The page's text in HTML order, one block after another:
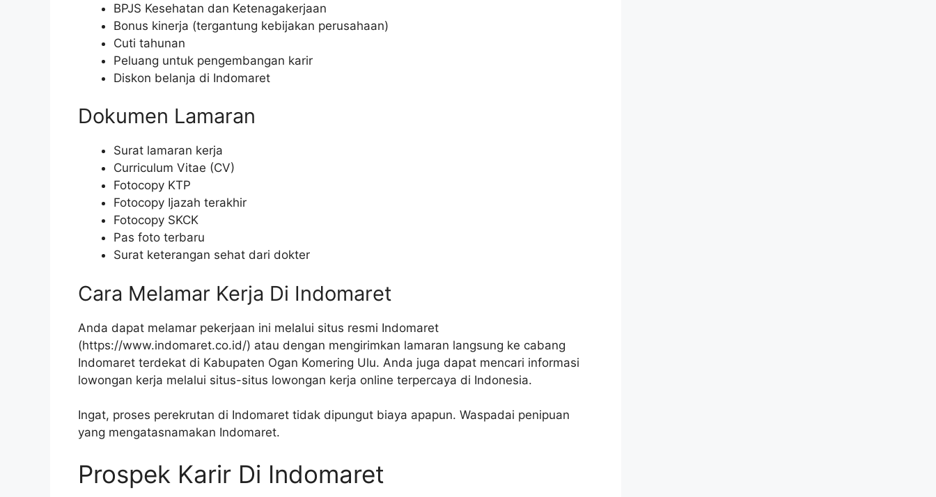
BPJS Kesehatan dan Ketenagakerjaan
Bonus kinerja (tergantung kebijakan perusahaan)
Cuti tahunan
Peluang untuk pengembangan karir
Diskon belanja di Indomaret
Dokumen Lamaran
Surat lamaran kerja
Curriculum Vitae (CV)
Fotocopy KTP
Fotocopy Ijazah terakhir
Fotocopy SKCK
Pas foto terbaru
Surat keterangan sehat dari dokter
Cara Melamar Kerja Di Indomaret
Anda dapat melamar pekerjaan ini melalui situs resmi Indomaret
(https://www.indomaret.co.id/) atau dengan mengirimkan lamaran langsung ke cabang
Indomaret terdekat di Kabupaten Ogan Komering Ulu. Anda juga dapat mencari informasi
lowongan kerja melalui situs-situs lowongan kerja online terpercaya di Indonesia.
Ingat, proses perekrutan di Indomaret tidak dipungut biaya apapun. Waspadai penipuan
yang mengatasnamakan Indomaret.
Prospek Karir Di Indomaret